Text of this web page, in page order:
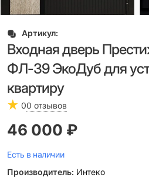
Артикул:
Входная дверь
ФЛ-39 ЭкоДуб для
квартиру
00 отзывов
46 000 ₽
Есть в наличии
Производитель: Интеко